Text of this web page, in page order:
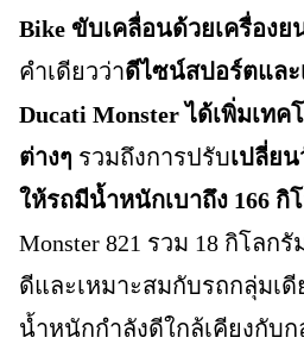
Bike ขับเคลื่อนด้วยเครื่องย
คำเดียวว่าดีไซน์สปอร์ตและ
Ducati Monster ได้เพิ่มเท
ต่างๆ รวมถึงการปรับเปลี่ย
ให้รถมีน้ำหนักเบาถึง 166 กิ
Monster 821 รวม 18 กิโล
ดีและเหมาะสมกับรถกลุ่มเ
น้ำหนักกำลังดีใกล้เคียงกับ